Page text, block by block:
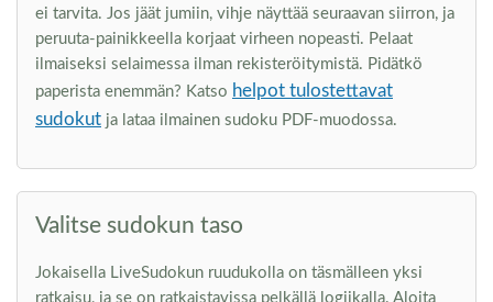
ei tarvita. Jos jäät jumiin, vihje näyttää seuraavan siirron, ja
peruuta-painikkeella korjaat virheen nopeasti. Pelaat
ilmaiseksi selaimessa ilman rekisteröitymistä. Pidätkö
paperista enemmän? Katso helpot tulostettavat
sudokut ja lataa ilmainen sudoku PDF-muodossa.
Valitse sudokun taso
Jokaisella LiveSudokun ruudukolla on täsmälleen yksi
ratkaisu, ja se on ratkaistavissa pelkällä logiikalla. Aloita